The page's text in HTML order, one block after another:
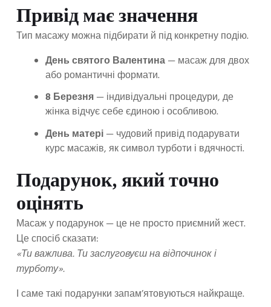
Привід має значення
Тип масажу можна підбирати й під конкретну подію.
День святого Валентина— масаж для двох
або романтичні формати.
8 Березня— індивідуальні процедури, де
жінка відчує себе єдиною і особливою.
День матері— чудовий привід подарувати
курс масажів, як символ турботи і вдячності.
Подарунок, який точно
оцінять
Масаж у подарунок — це не просто приємний жест.
Це спосіб сказати:
«Ти важлива. Ти заслуговуєш на відпочинок і
турботу».
І саме такі подарунки запам’ятовуються найкраще.